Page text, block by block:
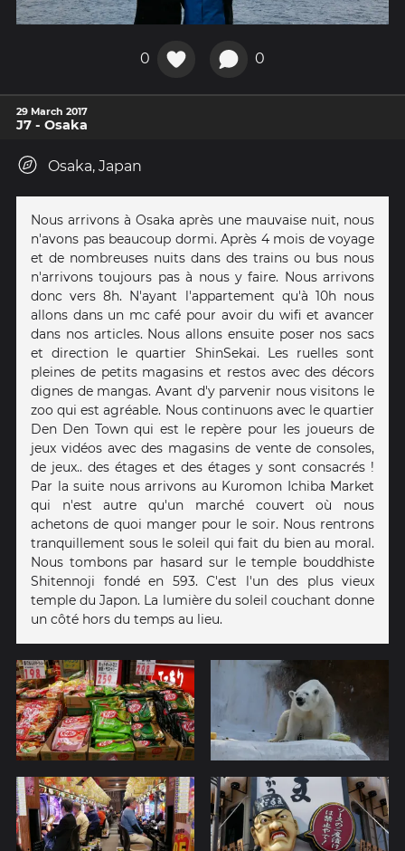
0 0
29 March 2017
J7 - Osaka
Osaka, Japan
Nous arrivons à Osaka après une mauvaise nuit, nous
n'avons pas beaucoup dormi. Après 4 mois de voyage
et de nombreuses nuits dans des trains ou bus nous
n'arrivons toujours pas à nous y faire. Nous arrivons
donc vers 8h. N'ayant l'appartement qu'à 10h nous
allons dans un mc café pour avoir du wifi et avancer
dans nos articles. Nous allons ensuite poser nos sacs
et direction le quartier ShinSekai. Les ruelles sont
pleines de petits magasins et restos avec des décors
dignes de mangas. Avant d'y parvenir nous visitons le
zoo qui est agréable. Nous continuons avec le quartier
Den Den Town qui est le repère pour les joueurs de
jeux vidéos avec des magasins de vente de consoles,
de jeux.. des étages et des étages y sont consacrés !
Par la suite nous arrivons au Kuromon Ichiba Market
qui n'est autre qu'un marché couvert où nous
achetons de quoi manger pour le soir. Nous rentrons
tranquillement sous le soleil qui fait du bien au moral.
Nous tombons par hasard sur le temple bouddhiste
Shitennoji fondé en 593. C'est l'un des plus vieux
temple du Japon. La lumière du soleil couchant donne
un côté hors du temps au lieu.